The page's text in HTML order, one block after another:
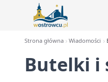
Strona główna Wiadomości
Butelki i